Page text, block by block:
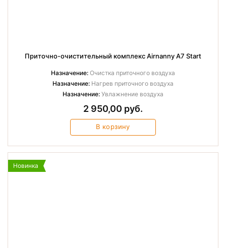
Приточно-очистительный комплекс Airnanny A7 Start
Назначение: Очистка приточного воздуха
Назначение: Нагрев приточного воздуха
Назначение: Увлажнение воздуха
2 950,00 руб.
В корзину
Новинка